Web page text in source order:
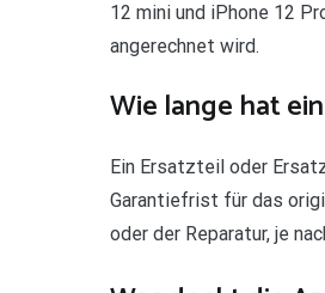
12 mini und iPhone 12
angerechnet wird.
Wie lange hat
Ein Ersatzteil oder
Garantiefrist für das
oder der Reparatur, je